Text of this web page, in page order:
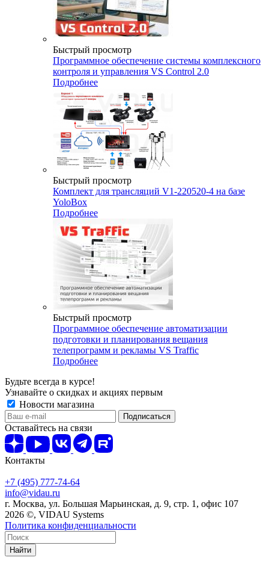
Быстрый просмотр
Программное обеспечение системы комплексного
контроля и управления VS Control 2.0
Подробнее
Быстрый просмотр
Комплект для трансляций V1-220520-4 на базе
YoloBox
Подробнее
Быстрый просмотр
Программное обеспечение автоматизации
подготовки и планирования вещания
телепрограмм и рекламы VS Traffic
Подробнее
Будьте всегда в курсе!
Узнавайте о скидках и акциях первым
Новости магазина
Оставайтесь на связи
Контакты
+7 (495) 777-74-64
info@vidau.ru
г. Москва, ул. Большая Марьинская, д. 9, стр. 1, офис 107
2026 ©, VIDAU Systems
Политика конфиденциальности
Найти